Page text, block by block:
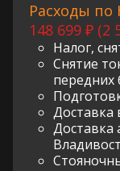
Расходы
148 699 ₽ (2
Налог,
Снятие
передних
Доставка
Доставка